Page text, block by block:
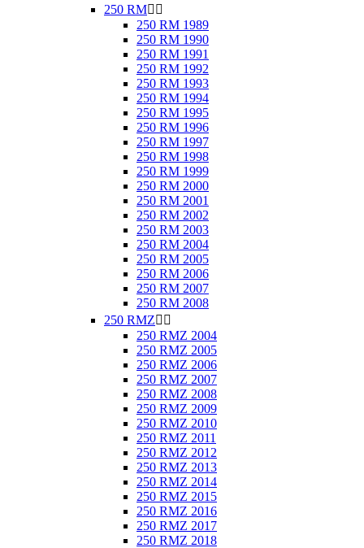
250 RM 
250 RM 1989
250 RM 1990
250 RM 1991
250 RM 1992
250 RM 1993
250 RM 1994
250 RM 1995
250 RM 1996
250 RM 1997
250 RM 1998
250 RM 1999
250 RM 2000
250 RM 2001
250 RM 2002
250 RM 2003
250 RM 2004
250 RM 2005
250 RM 2006
250 RM 2007
250 RM 2008
250 RMZ 
250 RMZ 2004
250 RMZ 2005
250 RMZ 2006
250 RMZ 2007
250 RMZ 2008
250 RMZ 2009
250 RMZ 2010
250 RMZ 2011
250 RMZ 2012
250 RMZ 2013
250 RMZ 2014
250 RMZ 2015
250 RMZ 2016
250 RMZ 2017
250 RMZ 2018